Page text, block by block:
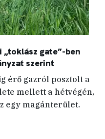
gate”-ben
szerint
érő gazról posztolt a
mellett a hétvégén,
egy magánterület.